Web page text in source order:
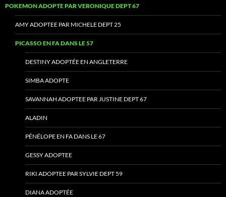
POKEMON ADOPTE PAR VERONIQUE DEPT 67
AMY ADOPTEE PAR MICHELE DEPT 25
PICASSO EN FA DANS LE 57
DESTINY ADOPTÉE EN ANGLETERRE
SIMBA ADOPTE
SAVANNAH ADOPTEE PAR JUSTINE DEPT 67
ALADIN
PÉNÉLOPE EN FA DANS LE 67
GESSY ADOPTEE
RIKI ADOPTEE PAR SYLVIE DEPT 59
DIANA ADOPTÉE